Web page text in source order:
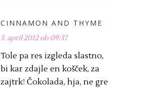
CINNAMON AND THYME
3. april 2012 ob 09:37
Tole pa res izgleda slastno,
bi kar zdajle en košček, za
zajtrk! Čokolada, hja, ne gre